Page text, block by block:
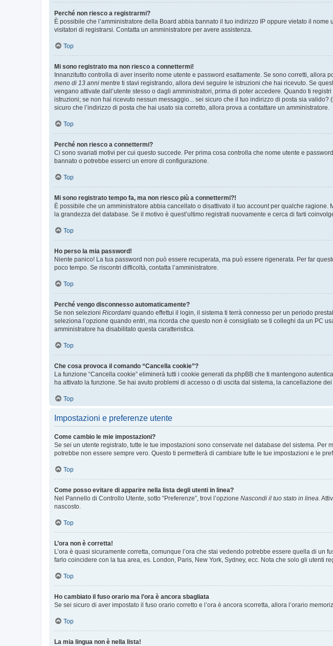
Perché non riesco a registrarmi?
È possibile che l’amministratore della Board abbia bannato il tuo indirizzo IP oppure vietato il
visitatori di registrarsi. Contatta un amministratore per avere assistenza.
Top
Mi sono registrato ma non riesco a connettermi!
Innanzitutto controlla di aver inserito nome utente e password esattamente. Se sono corretti,
meno di 13 anni mentre ti stavi registrando, allora devi seguire le istruzioni che hai ricevuto. Se
vengano attivate dall’utente stesso o dagli amministratori, prima di poter accedere. Quando ti
istruzioni; se non hai ricevuto nessun messaggio... sei sicuro che il tuo indirizzo di posta sia
sicuro che l’indirizzo di posta che hai usato sia corretto, allora prova a contattare un amministratore.
Top
Perché non riesco a connettermi?
Ci sono svariati motivi per cui questo succede. Per prima cosa controlla che nome utente e
bannato o potrebbe esserci un errore di configurazione.
Top
Mi sono registrato tempo fa, ma non riesco più a connettermi?!
È possibile che un amministratore abbia cancellato o disattivato il tuo account per qualche
la grandezza del database. Se il motivo è quest’ultimo registrati nuovamente e cerca di farti
Top
Ho perso la mia password!
Niente panico! La tua password non può essere recuperata, ma può essere rigenerata. Per far
poco tempo. Se riscontri difficoltà, contatta l’amministratore.
Top
Perché vengo disconnesso automaticamente?
Se non selezioni Ricordami quando effettui il login, il sistema ti terrà connesso per un periodo
seleziona l’opzione quando entri, ma ricorda che questo non è consigliato se ti colleghi da un PC
amministratore ha disabilitato questa caratteristica.
Top
Che cosa provoca il comando “Cancella cookie”?
La funzione “Cancella cookie” eliminerà tutti i cookie generati da phpBB che ti mantengono
ha attivato la funzione. Se hai avuto problemi di accesso o di uscita dal sistema, la cancellazione
Top
Impostazioni e preferenze utente
Come cambio le mie impostazioni?
Se sei un utente registrato, tutte le tue impostazioni sono conservate nel database del sistema.
potrebbe non essere sempre vero. Questo ti permetterà di cambiare tutte le tue impostazioni e le
Top
Come posso evitare di apparire nella lista degli utenti in linea?
Nel Pannello di Controllo Utente, sotto “Preferenze”, trovi l’opzione Nascondi il tuo stato in linea.
nascosto.
Top
L’ora non è corretta!
L’ora è quasi sicuramente corretta, comunque l’ora che stai vedendo potrebbe essere quella di
farlo coincidere con la tua area, es. London, Paris, New York, Sydney, ecc. Nota che solo gli utenti
Top
Ho cambiato il fuso orario ma l’ora è ancora sbagliata
Se sei sicuro di aver impostato il fuso orario corretto e l’ora è ancora scorretta, allora l’orario
Top
La mia lingua non è nella lista!